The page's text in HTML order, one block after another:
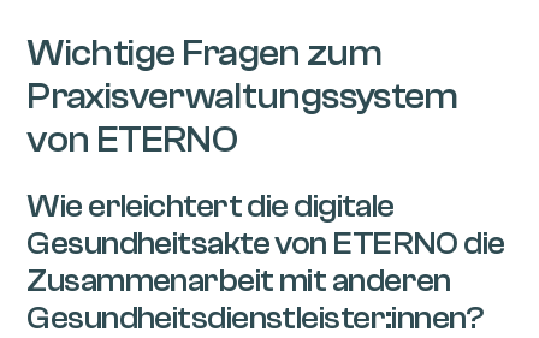
Wichtige Fragen zum
Praxisverwaltungssystem
von ETERNO
Wie erleichtert die digitale
Gesundheitsakte von ETERNO die
Zusammenarbeit mit anderen
Gesundheitsdienstleister:innen?